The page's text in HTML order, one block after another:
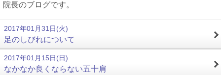
院長のブログです。
2017年01月31日(火)
足のしびれについて
2017年01月15日(日)
なかなか良くならない五十肩